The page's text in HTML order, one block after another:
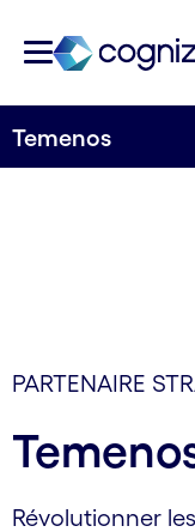
Temenos
PARTENAIRE
Révolutionner